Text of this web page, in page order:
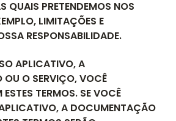
QUAIS PRETENDEMOS NOS
LIMITAÇÕES E
RESPONSABILIDADE.
APLICATIVO, A
O SERVIÇO, VOCÊ
TERMOS. SE VOCÊ
A DOCUMENTAÇÃO